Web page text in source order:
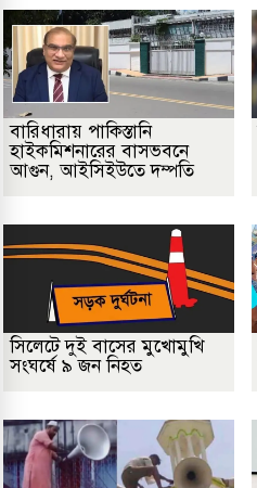
বারিধারায় পাকিস্তানি
হাইকমিশনারের বাসভবনে
আগুন, আইসিইউতে দম্পতি
সিলেটে দুই বাসের মুখোমুখি
সংঘর্ষে ৯ জন নিহত